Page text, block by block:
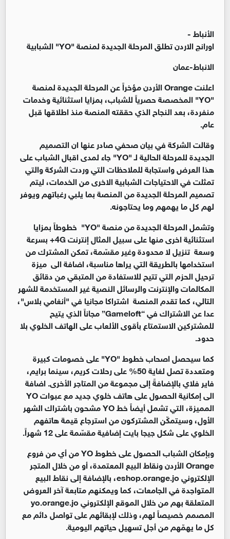
الأنباط -
اورانج الاردن تطلق المرحلة الجديدة لمنصة "YO" الشبابية
الانباط-عمان
اعلنت Orange الأردن مؤخراً عن المرحلة الجديدة لمنصة
"YO" المخصصة حصرياً للشباب، بمزايا استثنائية وخدمات
منفردة، بعد النجاح الذي حققته المنصة منذ اطلاقها قبل
عام.
وقالت الشركة في بيان صحفي صادر عنها ان التصميم
الجديدة للمرحلة الحالية لـ "YO" جاء لمدى اقبال الشباب على
هذا العرض واستجابة للملاحظات التي وردت الشركة والتي
تمثلت في الاحتياجات الشبابية الاخرى من الخدمات، ليتم
تصميم المرحلة الجديدة من المنصة بما يلبي رغباتهم ويوفر
لهم كل ما يهمهم وما يحتاجونه.
وتشمل المرحلة الجديدة من منصة "YO" خطوطاً بمزايا
استثنائية اخرى منها على سبيل المثال إنترنت 4G+ بسرعة
وسعة تنزيل لا محدودة وغير مقسّمة، تمكن المشترك من
استخدامها بالطريقة التي يراها مناسبة، اضافة الى ميزة
ترحيل الحزم التي تتيح للاستفادة من المتبقي من دقائق
المكالمات والإنترنت والرسائل النصية غير المستخدمة للشهر
التالي، كما تقدم المنصة اشتراكا مجانيا في "أنغامي بلاس"،
عدا عن الاشتراك في “Gameloft” مجاناً الذي يتيح
للمشتركين الاستمتاع بأقوى الألعاب على الهاتف الخلوي بلا
حدود.
كما سيحصل اصحاب خطوط "YO" على خصومات كبيرة
ومتعددة تصل لغاية 50% على رحلات كريم، سينما برايم،
فاير فلاي بالإضافةً إلى مجموعة من المتاجر الأخرى. اضافة
الى إمكانية الحصول على هاتف خلوي جديد مع عبوات YO
المميزة، التي تشمل أيضاً خط YO مشحون باشتراك الشهر
الأول، وسيتمكّن المشتركون من استرجاع قيمة هاتفهم
الخلوي على شكل جيجا بايت إضافية مقسّمة على 12 شهراً.
وبإمكان الشباب الحصول على خطوط YO من أي من فروع
Orange الأردن ونقاط البيع المعتمدة، أو من خلال المتجر
الإلكتروني eshop.orange.jo، بالإضافة إلى نقاط البيع
المتواجدة في الجامعات، كما ويمكنهم متابعة آخر العروض
المتعلقة بهم من خلال الموقع الإلكتروني yo.orange.jo
المصمم خصيصاً لهم، وذلك لإبقائهم على تواصل دائم مع
كل ما يهمّهم من أجل تسهيل حياتهم اليومية.